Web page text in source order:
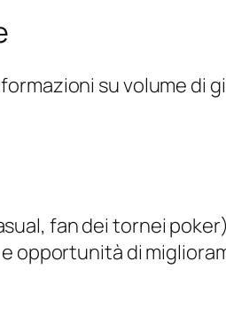
su volume di
fan dei tornei
opportunità di